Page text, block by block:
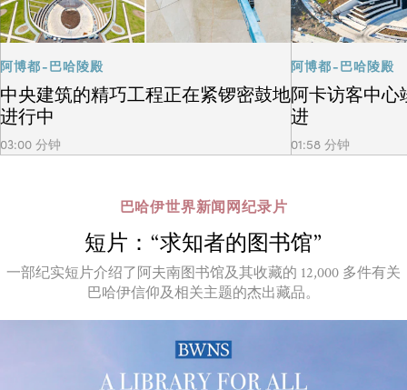
阿博都-巴哈陵殿
中央建筑的精巧工程正在紧锣密鼓地
进行中
03:00 分钟
阿博都-巴哈陵殿
阿卡访客中心
进
01:58 分钟
巴哈伊世界新闻网纪录片
短片：“求知者的图书馆”
一部纪实短片介绍了阿夫南图书馆及其收藏的 12,000 多件有关
巴哈伊信仰及相关主题的杰出藏品。